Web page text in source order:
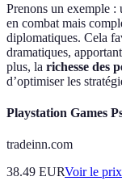
Prenons un exemple :
en combat mais
diplomatiques. Cela
dramatiques,
plus, la richesse des
d’optimiser les
Playstation Games
tradeinn.com
38.49 EURVoir le prix